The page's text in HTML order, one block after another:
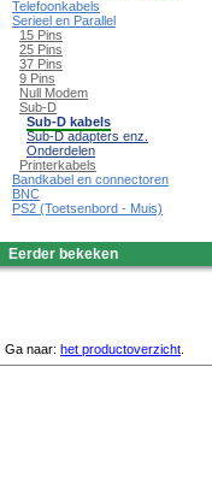
Telefoonkabels
Serieel en Parallel
15 Pins
25 Pins
37 Pins
9 Pins
Null Modem
Sub-D
Sub-D kabels
Sub-D adapters enz.
Onderdelen
Printerkabels
Bandkabel en connectoren
BNC
PS2 (Toetsenbord - Muis)
Eerder bekeken
Ga naar: het productoverzicht